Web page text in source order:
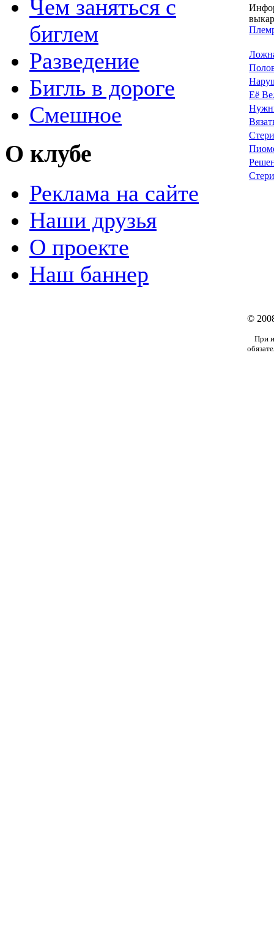
Чем заняться с
биглем
Разведение
Бигль в дороге
Смешное
О клубе
Реклама на сайте
Наши друзья
О проекте
Наш баннер
Её
©
При